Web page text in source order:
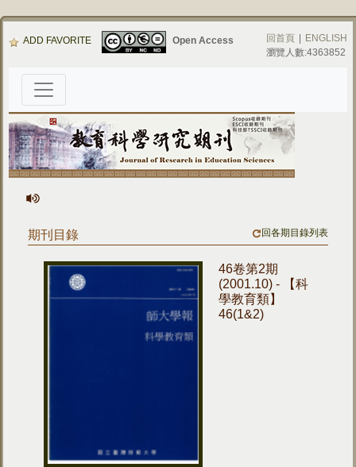
ADD FAVORITE Open Access 回首頁
ENGLISH
瀏覽人數:4363852
期刊目錄 回各期目錄列表
46卷第2期
(2001.10) - 【科
學教育類】
46(1&2)